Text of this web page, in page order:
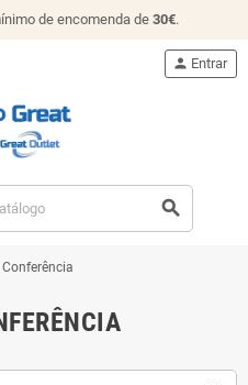
de encomenda de 30€.
search
person Entrar